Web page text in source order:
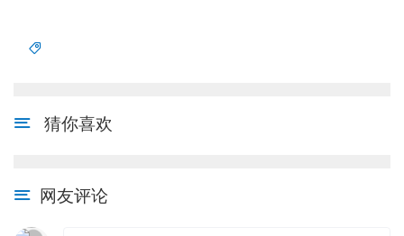
猜你喜欢
网友评论